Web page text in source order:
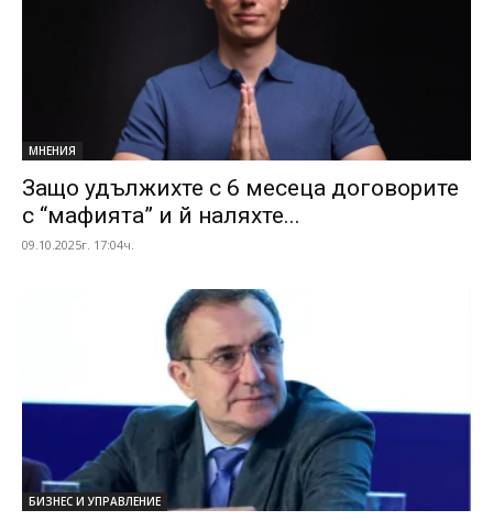
МНЕНИЯ
Защо удължихте с 6 месеца договорите
с “мафията” и й наляхте...
09.10.2025г. 17:04ч.
БИЗНЕС И УПРАВЛЕНИЕ